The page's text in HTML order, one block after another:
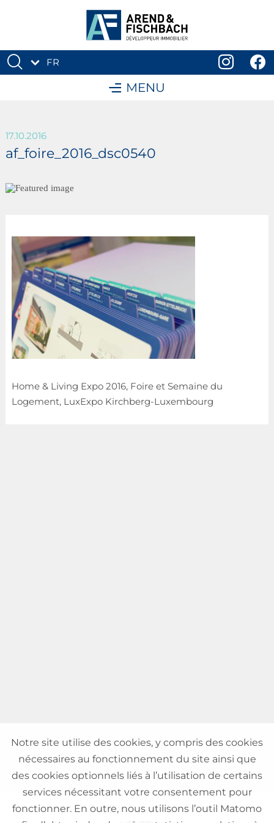
FR
MENU
17.10.2016
af_foire_2016_dsc0540
Home & Living Expo 2016, Foire et Semaine du
Logement, LuxExpo Kirchberg-Luxembourg
Notre site utilise des cookies, y compris des cookies
nécessaires au fonctionnement du site ainsi que
des cookies optionnels liés à l’utilisation de certains
services nécessitant votre consentement pour
fonctionner. En outre, nous utilisons l’outil Matomo